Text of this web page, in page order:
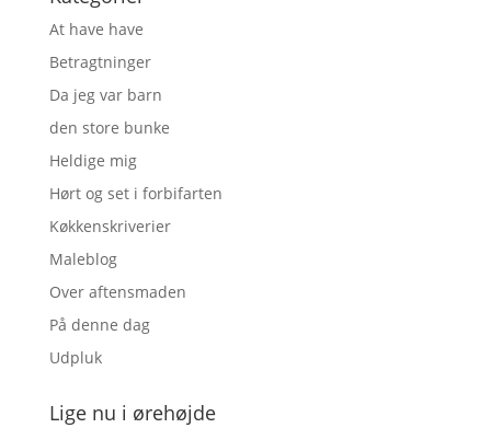
At have have
Betragtninger
Da jeg var barn
den store bunke
Heldige mig
Hørt og set i forbifarten
Køkkenskriverier
Maleblog
Over aftensmaden
På denne dag
Udpluk
Lige nu i ørehøjde